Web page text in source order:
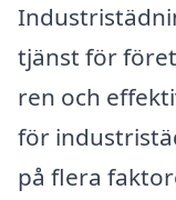
tjänst för
ren och
för
på flera